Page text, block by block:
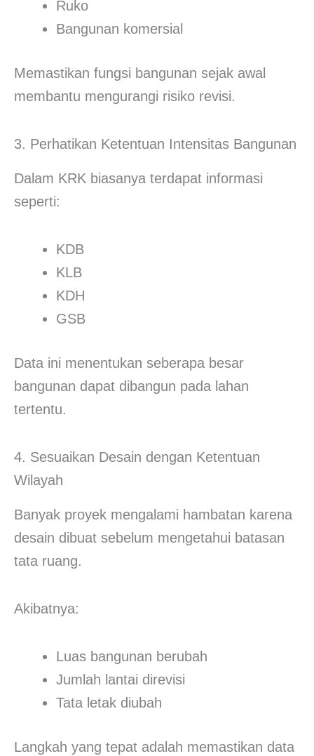
Ruko
Bangunan komersial
Memastikan fungsi bangunan sejak awal
membantu mengurangi risiko revisi.
3. Perhatikan Ketentuan Intensitas Bangunan
Dalam KRK biasanya terdapat informasi
seperti:
KDB
KLB
KDH
GSB
Data ini menentukan seberapa besar
bangunan dapat dibangun pada lahan
tertentu.
4. Sesuaikan Desain dengan Ketentuan
Wilayah
Banyak proyek mengalami hambatan karena
desain dibuat sebelum mengetahui batasan
tata ruang.
Akibatnya:
Luas bangunan berubah
Jumlah lantai direvisi
Tata letak diubah
Langkah yang tepat adalah memastikan data